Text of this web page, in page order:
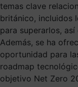
temas clave
británico, incluidos
para superarlos,
Además, se ha
oportunidad para
roadmap
objetivo Net Zero